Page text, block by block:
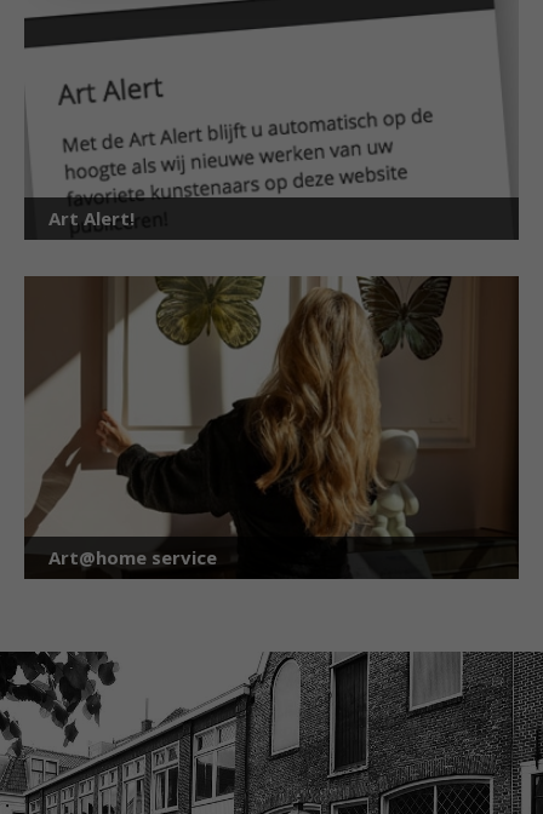
Art Alert!
Art@home service